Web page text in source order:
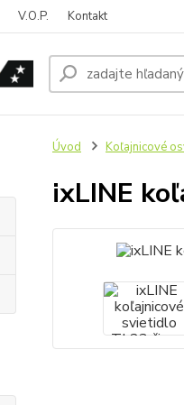
V.O.P. Kontakt
Úvod Koľajnicové
ixLINE